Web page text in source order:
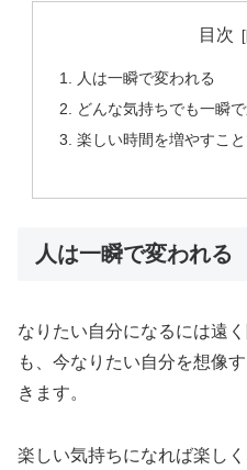
目次
人は一瞬で変われる
どんな気持ちでも一瞬
楽しい時間を増やすこ
人は一瞬で変われる
なりたい自分になるには遠
も、今なりたい自分を想像
きます。
楽しい気持ちになれば楽し